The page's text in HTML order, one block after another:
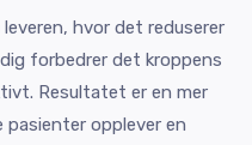
hvor det reduserer
forbedrer det kroppens
Resultatet er en mer
pasienter opplever en